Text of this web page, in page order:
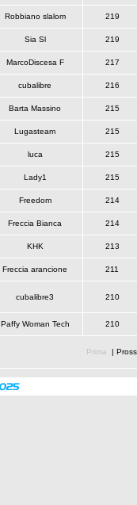
Robbiano slalom 219
Sia Sl 219
MarcoDiscesa F 217
cubalibre 216
Barta Massino 215
Lugasteam 215
luca 215
Lady1 215
Freedom 214
Freccia Bianca 214
KHK 213
Freccia arancione 211
cubalibre3 210
Paffy Woman Tech 210
Prima |